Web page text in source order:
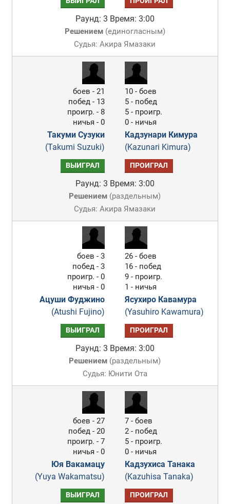
Раунд: 3 Время: 3:00
Решением(единогласным)
Судья: Акира Ямазаки
боев - 21
побед - 13
проигр. - 8
ничья - 0
Такуми Сузуки
(Takumi Suzuki)
10 - боев
5 - побед
5 - проигр.
0 - ничья
Кадзунари Кимура
(Kazunari Kimura)
ВЫИГРАЛ ПРОИГРАЛ
Раунд: 3 Время: 3:00
Решением (раздельным)
Судья: Акира Ямазаки
боев - 3
побед - 3
проигр. - 0
ничья - 0
Ацуши Фуджино
(Atushi Fujino)
26 - боев
16 - побед
9 - проигр.
1 - ничья
Ясухиро Кавамура
(Yasuhiro Kawamura)
ВЫИГРАЛ ПРОИГРАЛ
Раунд: 3 Время: 3:00
Решением (раздельным)
Судья: Юнити Ота
боев - 27
побед - 20
проигр. - 7
ничья - 0
Юя Вакамацу
(Yuya Wakamatsu)
7 - боев
2 - побед
5 - проигр.
0 - ничья
Кадзухиса Танака
(Kazuhisa Tanaka)
ВЫИГРАЛ ПРОИГРАЛ